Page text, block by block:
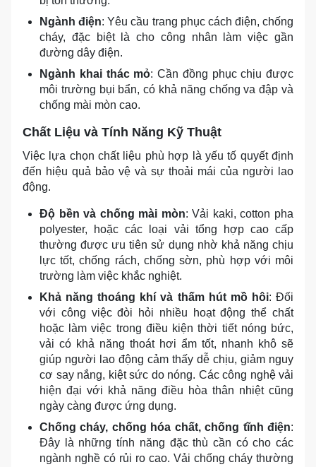
Ngành điện: Yêu cầu trang phục cách điện, chống
cháy, đặc biệt là cho công nhân làm việc gần
đường dây điện.
Ngành khai thác mỏ: Cần đồng phục chịu được
môi trường bụi bẩn, có khả năng chống va đập và
chống mài mòn cao.
Chất Liệu và Tính Năng Kỹ Thuật
Việc lựa chọn chất liệu phù hợp là yếu tố quyết định
đến hiệu quả bảo vệ và sự thoải mái của người lao
động.
Độ bền và chống mài mòn: Vải kaki, cotton pha
polyester, hoặc các loại vải tổng hợp cao cấp
thường được ưu tiên sử dụng nhờ khả năng chịu
lực tốt, chống rách, chống sờn, phù hợp với môi
trường làm việc khắc nghiệt.
Khả năng thoáng khí và thấm hút mồ hôi: Đối
với công việc đòi hỏi nhiều hoạt động thể chất
hoặc làm việc trong điều kiện thời tiết nóng bức,
vải có khả năng thoát hơi ẩm tốt, nhanh khô sẽ
giúp người lao động cảm thấy dễ chịu, giảm nguy
cơ say nắng, kiệt sức do nóng. Các công nghệ vải
hiện đại với khả năng điều hòa thân nhiệt cũng
ngày càng được ứng dụng.
Chống cháy, chống hóa chất, chống tĩnh điện:
Đây là những tính năng đặc thù cần có cho các
ngành nghề có rủi ro cao. Vải chống cháy thường